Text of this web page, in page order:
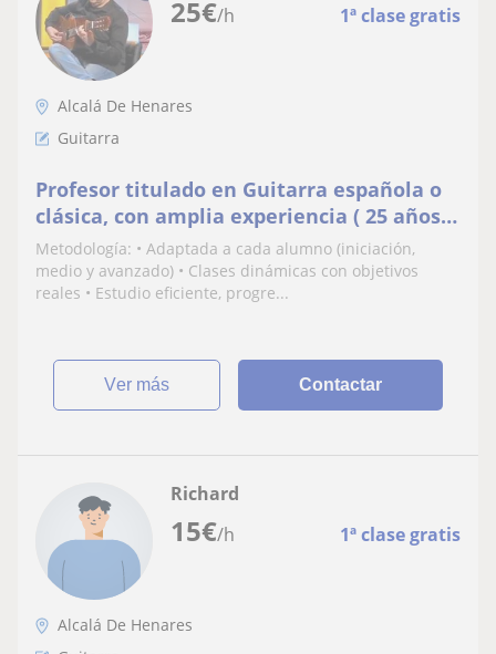
25€/h 1ª clase gratis
Alcalá De Henares
Guitarra
Profesor titulado en Guitarra española o
clásica, con amplia experiencia ( 25 años)
y también ofrezco clases de Bandurria.
Metodología: • Adaptada a cada alumno (iniciación,
medio y avanzado) • Clases dinámicas con objetivos
reales • Estudio eficiente, progre...
ver más Contactar
15€/h 1ª clase gratis
Richard
Alcalá De Henares